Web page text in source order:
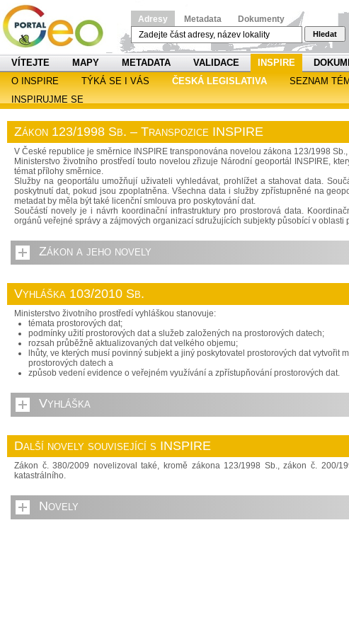
Adresy Metadata Dokumenty
Hledat
VÍTEJTE MAPY METADATA VALIDACE INSPIRE
O INSPIRE
TÝKÁ SE I VÁS ČESKÁ LEGISLATIVA SEZNAM
INSPIRUJME SE
Zákon 123/1998 Sb. – Transpozice INSPIRE
V České republice je směrnice INSPIRE transponována novelou zákona 123/1998
Ministerstvo životního prostředí touto novelou zřizuje Národní geoportál INSPIRE,
témat přílohy směrnice.
Služby na geoportálu umožňují uživateli vyhledávat, prohlížet a stahovat data.
poskytnutí dat, pokud jsou zpoplatněna. Všechna data i služby zpřístupněné na
metadat by měla být také licenční smlouva pro poskytování dat.
Součástí novely je i návrh koordinační infrastruktury pro prostorová data.
orgánů veřejné správy a zájmových organizací sdružujících subjekty působící v oblasti
Zákon a jeho novely
Vyhláška 103/2010 Sb.
Ministerstvo životního prostředí vyhláškou stanovuje:
témata prostorových dat;
podmínky užití prostorových dat a služeb založených na prostorových datech;
rozsah průběžně aktualizovaných dat velkého objemu;
lhůty, ve kterých musí povinný subjekt a jiný poskytovatel prostorových dat
prostorových datech a
způsob vedení evidence o veřejném využívání a zpřístupňování prostorových dat.
Vyhláška
Další novely související s INSPIRE
Zákon č. 380/2009 novelizoval také, kromě zákona 123/1998 Sb., zákon č. 200/
katastrálního.
Novely